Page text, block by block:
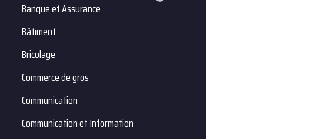
Banque et Assurance
Bâtiment
Bricolage
Commerce de gros
Communication
Communication et Information